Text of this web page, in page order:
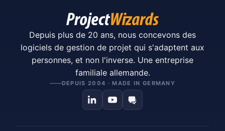
Depuis plus de 20 ans, nous concevons des
logiciels de gestion de projet qui s'adaptent aux
personnes, et non l'inverse. Une entreprise
familiale allemande.
DEPUIS 2004 · MADE IN GERMANY